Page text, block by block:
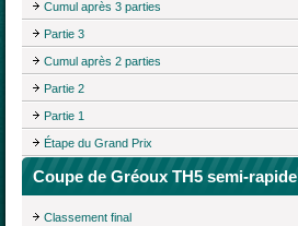
Cumul après 3 parties
Partie 3
Cumul après 2 parties
Partie 2
Partie 1
Étape du Grand Prix
Coupe de Gréoux TH5 semi-rapide
Classement final